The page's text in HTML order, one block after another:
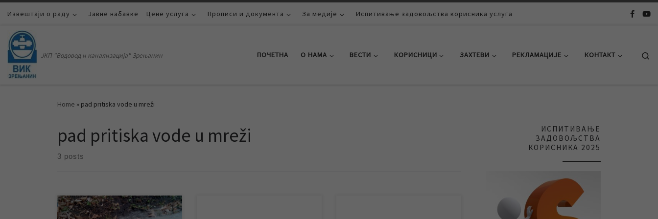
Skip to content
Извештаји о раду Јавне набавке Цене услуга Прописи и документа За медије Испитивање задовољства корисника услуга
ЈКП "Водовод и канализација" Зрењанин ПОЧЕТНА О НАМА ВЕСТИ КОРИСНИЦИ ЗАХТЕВИ РЕКЛАМАЦИЈЕ КОНТАКТ
Home » pad pritiska vode u mreži
pad pritiska vode u mreži
3 posts
У склопу планског испирања
ИСПИТИВАЊЕ
ЗАДОВОЉСТВА
КОРИСНИКА 2025